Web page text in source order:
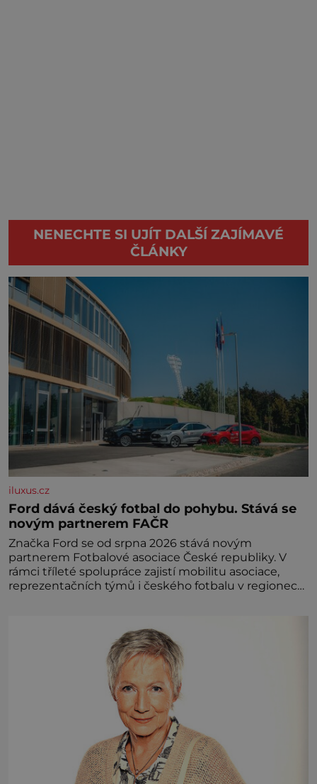
NENECHTE SI UJÍT DALŠÍ ZAJÍMAVÉ
ČLÁNKY
iluxus.cz
Ford dává český fotbal do pohybu. Stává se
novým partnerem FAČR
Značka Ford se od srpna 2026 stává novým
partnerem Fotbalové asociace České republiky. V
rámci tříleté spolupráce zajistí mobilitu asociace,
reprezentačních týmů i českého fotbalu v regionech.